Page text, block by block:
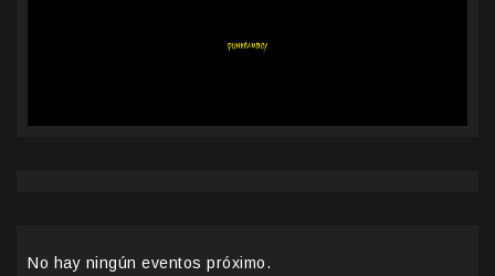
No hay ningún eventos próximo.